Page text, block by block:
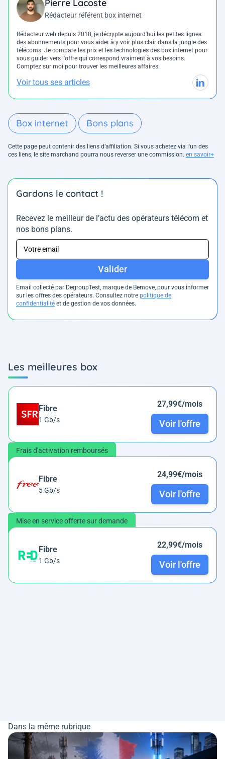
Pierre Lacoste
Rédacteur référent box internet
Rédacteur web depuis 2018, je décrypte aujourd'hui les petites lignes
des abonnements pour vous aider à y voir plus clair dans la jungle des
télécoms. Je compare les prix et les technologies des box internet pour
vous guider vers l'offre qui correspond vraiment à vos besoins.
Comptez sur moi pour trouver les meilleures affaires.
Voir tous ses articles
Box internet Bons plans
Cette page peut contenir des liens d’affiliation. Si vous achetez via l'un des
ces liens, le site marchand pourra nous reverser une commission. en savoir+
Gardons le contact !
Recevez le meilleur de l’actu des opérateurs télécom et
nos bons plans.
Valider
Email collecté par DegroupTest, marque de Bemove, pour vous informer
sur les offres des opérateurs. Consultez notre politique de
confidentialité et de gestion de vos données.
Les meilleures box
Fibre
1 Gb/s
27,99€/mois
Voir l'offre
Frais d'activation remboursés
Fibre
5 Gb/s
24,99€/mois
Voir l'offre
Mise en service offerte sur demande
Fibre
1 Gb/s
22,99€/mois
Voir l'offre
Dans la même rubrique